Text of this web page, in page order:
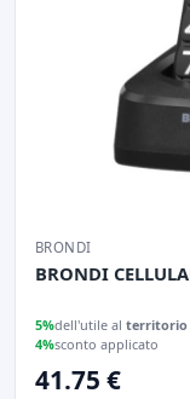
BRONDI
BRONDI
5%dell'utile al territorio
4%sconto applicato
41.75 €